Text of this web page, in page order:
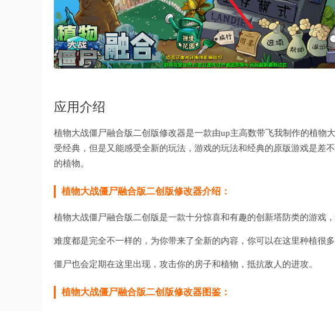
应用介绍
植物大战僵尸融合版二创版修改器是一款由up主高数带飞我制作的植物
受经典，但是又能感受全新的玩法，游戏的玩法和经典的原版游戏是差
的植物。
植物大战僵尸融合版二创版修改器介绍：
植物大战僵尸融合版二创版是一款十分惊喜和有趣的创新塔防类的游戏
难度都是完全不一样的，为你带来了全新的内容，你可以在这里种植很
僵尸也会定期在这里出现，攻击你的房子和植物，抵抗敌人的进攻。
植物大战僵尸融合版二创版修改器图鉴：